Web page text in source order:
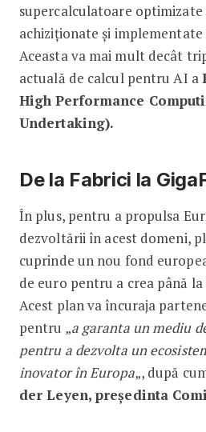
supercalculatoare
achiziționate și implementate
Aceasta va mai mult decât
actuală de calcul pentru AI a
High Performance
Undertaking).
De la Fabrici la
În plus, pentru a propulsa
dezvoltării în acest domeni,
cuprinde un nou fond
de euro pentru a crea până
Acest plan va încuraja
pentru „a garanta un mediu
pentru a dezvolta un
inovator în Europa„, după
der Leyen, preşedinta